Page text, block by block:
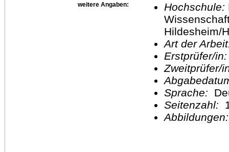
weitere Angaben: Hochschule:
Hildesheim/
Art der
Erstprüfer/
Sprache:
Seitenzahl: